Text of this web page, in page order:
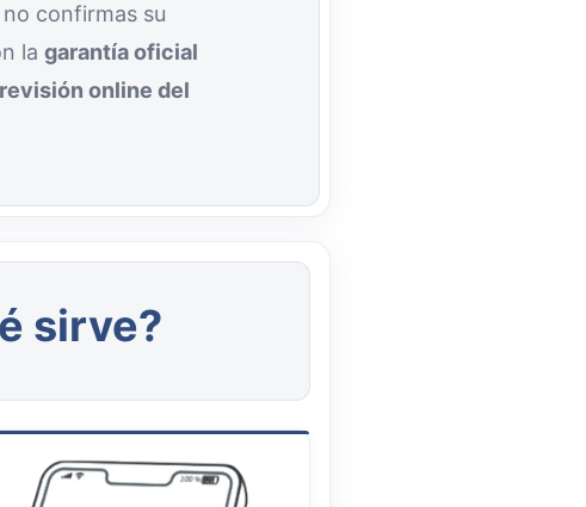
confirmas su
la garantía oficial
revisión online del
sirve?